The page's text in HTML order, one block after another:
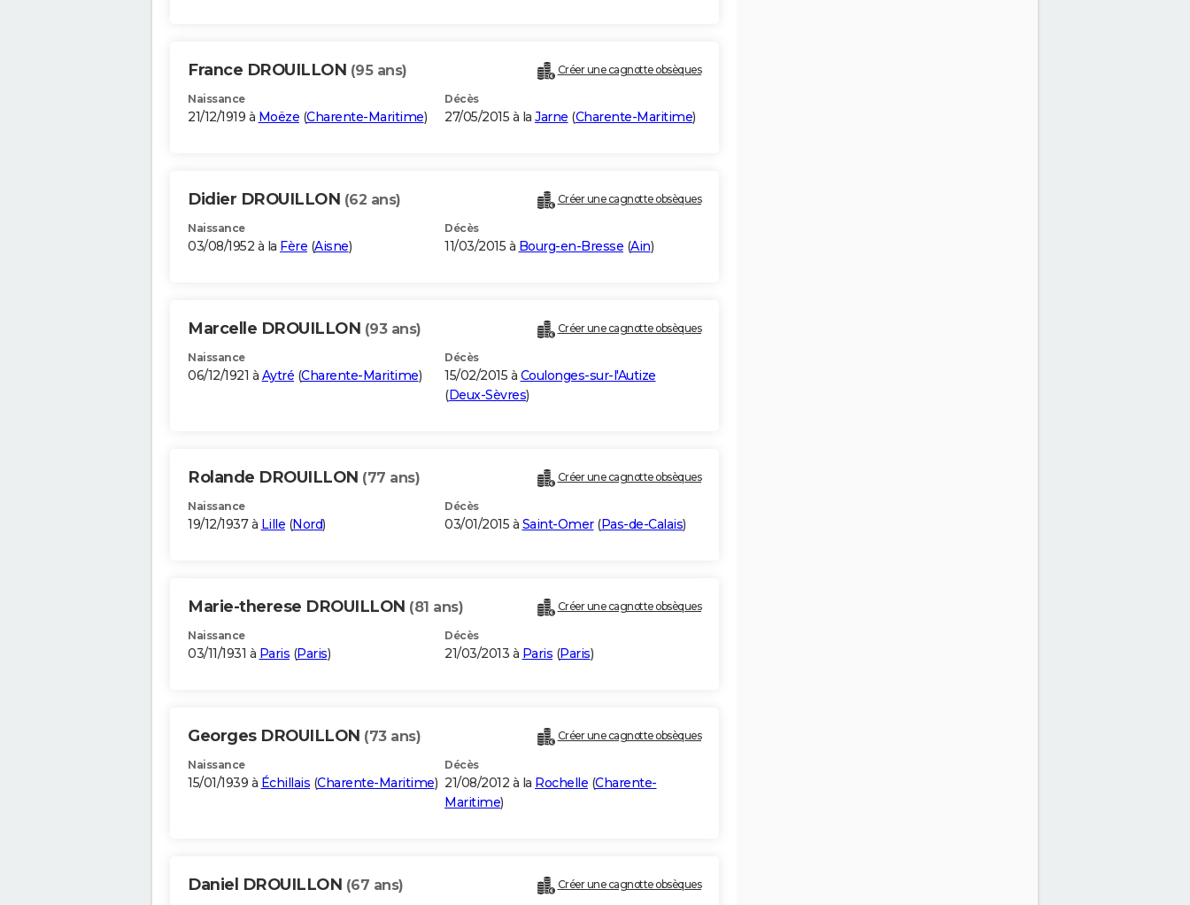
France DROUILLON (95 ans) Créer une cagnotte obsèques
Naissance
21/12/1919 à Moëze (Charente-Maritime)
Décès
27/05/2015 à la Jarne (Charente-Maritime)
Didier DROUILLON (62 ans) Créer une cagnotte obsèques
Naissance
03/08/1952 à la Fère (Aisne)
Décès
11/03/2015 à Bourg-en-Bresse (Ain)
Marcelle DROUILLON (93 ans) Créer une cagnotte obsèques
Naissance
06/12/1921 à Aytré (Charente-Maritime)
Décès
15/02/2015 à Coulonges-sur-l'Autize
(Deux-Sèvres)
Rolande DROUILLON (77 ans) Créer une cagnotte obsèques
Naissance
19/12/1937 à Lille (Nord)
Décès
03/01/2015 à Saint-Omer(Pas-de-Calais)
Marie-therese DROUILLON (81 ans) Créer une cagnotte obsèques
Naissance
03/11/1931 à Paris (Paris)
Décès
21/03/2013 à Paris (Paris)
Georges DROUILLON (73 ans) Créer une cagnotte obsèques
Naissance
15/01/1939 à Échillais (Charente-Maritime)
Décès
21/08/2012 à la Rochelle (Charente-
Maritime)
Daniel DROUILLON (67 ans) Créer une cagnotte obsèques